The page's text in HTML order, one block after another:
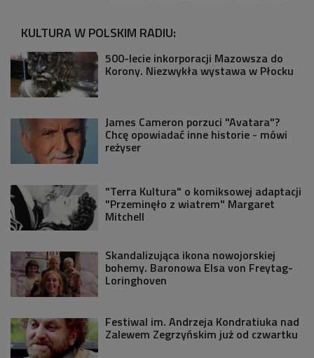
KULTURA W POLSKIM RADIU:
500-lecie inkorporacji Mazowsza do
Korony. Niezwykła wystawa w Płocku
James Cameron porzuci "Avatara"?
Chcę opowiadać inne historie - mówi
reżyser
"Terra Kultura" o komiksowej adaptacji
"Przeminęło z wiatrem" Margaret
Mitchell
Skandalizująca ikona nowojorskiej
bohemy. Baronowa Elsa von Freytag-
Loringhoven
Festiwal im. Andrzeja Kondratiuka nad
Zalewem Zegrzyńskim już od czwartku